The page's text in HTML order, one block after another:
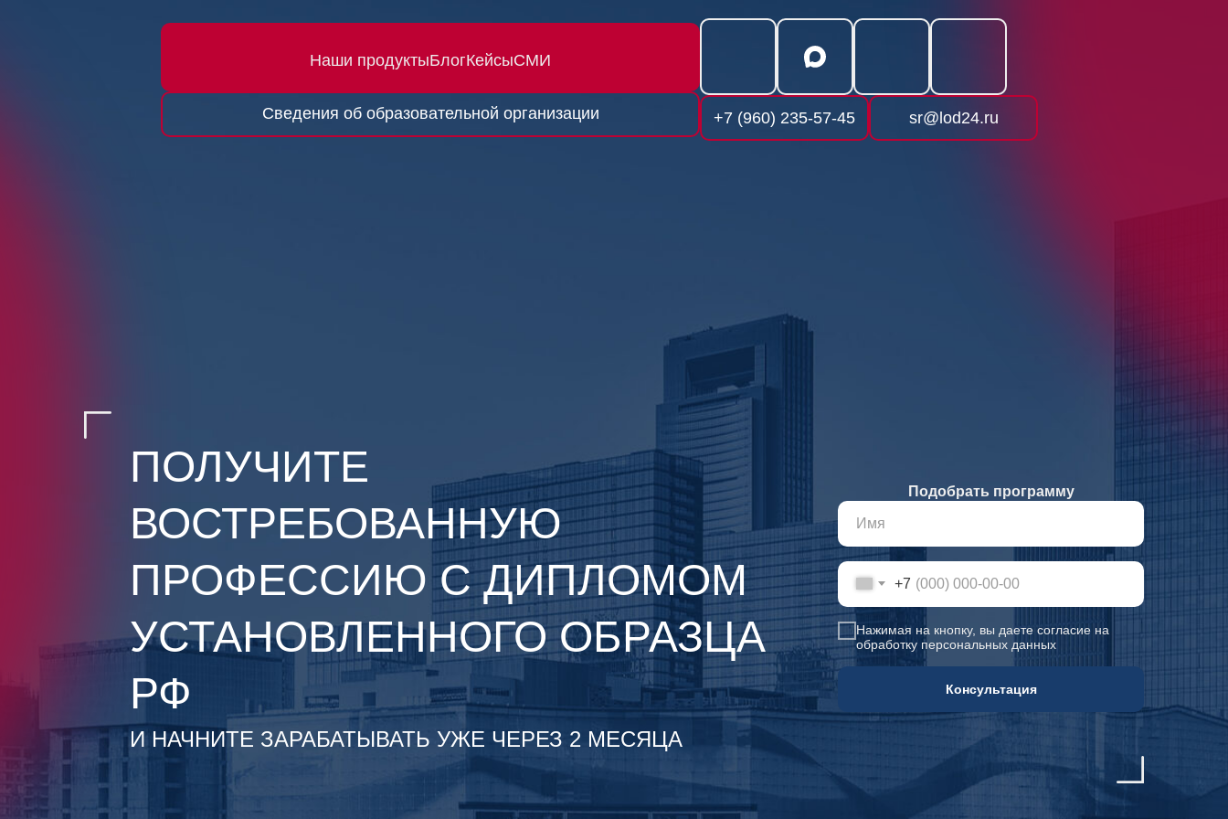
Наши продуктыБлогКейсыСМИ
Сведения об образовательной организации +7 (960) 235-57-45 sr@lod24.ru
ПОЛУЧИТЕ
ВОСТРЕБОВАННУЮ
ПРОФЕССИЮ С ДИПЛОМОМ
УСТАНОВЛЕННОГО ОБРАЗЦА
РФ
И НАЧНИТЕ ЗАРАБАТЫВАТЬ УЖЕ ЧЕРЕЗ 2 МЕСЯЦА
Подобрать программу
+7
Нажимая на кнопку, вы даете согласие на
обработку персональных данных
Консультация